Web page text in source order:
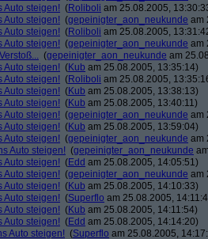
Auto steigen! (Roliboli am 25.08.2005,
Auto steigen! (gepeinigter_aon_neukunde am
Auto steigen! (Roliboli am 25.08.2005,
Auto steigen! (gepeinigter_aon_neukunde am
(gepeinigter_aon_neukunde am
Auto steigen! (Kub am 25.08.2005, 13:35:14)
Auto steigen! (Roliboli am 25.08.2005,
Auto steigen! (Kub am 25.08.2005, 13:38:13)
Auto steigen! (Kub am 25.08.2005, 13:40:11)
Auto steigen! (gepeinigter_aon_neukunde am
Auto steigen! (Kub am 25.08.2005, 13:59:04)
Auto steigen! (gepeinigter_aon_neukunde am
Auto steigen! (gepeinigter_aon_neukunde
Auto steigen! (Edd am 25.08.2005, 14:05:51)
Auto steigen! (gepeinigter_aon_neukunde am
Auto steigen! (Kub am 25.08.2005, 14:10:33)
Auto steigen! (Superflo am 25.08.2005,
Auto steigen! (Kub am 25.08.2005, 14:11:54)
Auto steigen! (Edd am 25.08.2005, 14:14:20)
Auto steigen! (Superflo am 25.08.2005,